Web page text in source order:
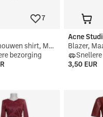
7
Lange mouwen shirt, Maat: 116
bezorging
Acne
Blazer,
3,50 EUR